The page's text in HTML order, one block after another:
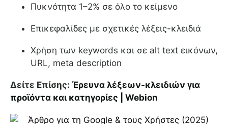
Πυκνότητα 1–2% σε όλο το κείμενο
Επικεφαλίδες με σχετικές λέξεις-κλειδιά
Χρήση των keywords και σε alt text εικόνων,
URL, meta description
Δείτε Επίσης: Έρευνα λέξεων-κλειδιών για
προϊόντα και κατηγορίες | Webion